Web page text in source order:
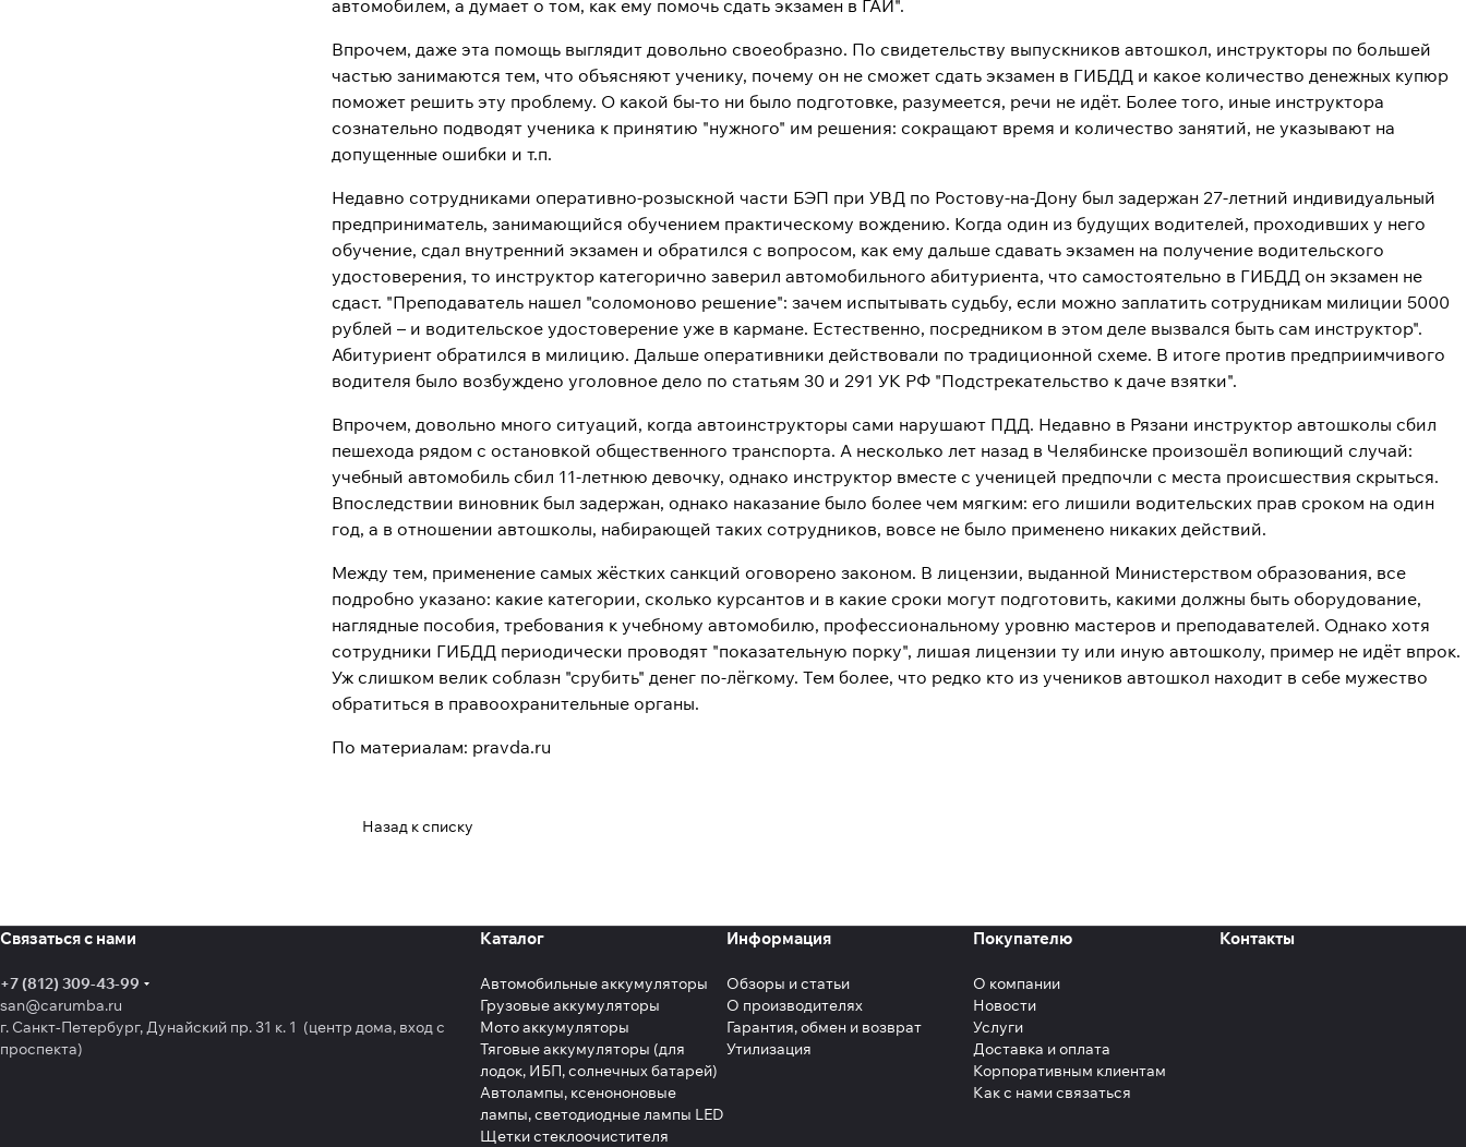
автомобилем, а думает о том, как ему помочь сдать экзамен в ГАИ".
Впрочем, даже эта помощь выглядит довольно своеобразно. По свидетельству выпускников автошкол, инструкторы по большей
частью занимаются тем, что объясняют ученику, почему он не сможет сдать экзамен в ГИБДД и какое количество денежных купюр
поможет решить эту проблему. О какой бы-то ни было подготовке, разумеется, речи не идёт. Более того, иные инструктора
сознательно подводят ученика к принятию "нужного" им решения: сокращают время и количество занятий, не указывают на
допущенные ошибки и т.п.
Недавно сотрудниками оперативно-розыскной части БЭП при УВД по Ростову-на-Дону был задержан 27-летний индивидуальный
предприниматель, занимающийся обучением практическому вождению. Когда один из будущих водителей, проходивших у него
обучение, сдал внутренний экзамен и обратился с вопросом, как ему дальше сдавать экзамен на получение водительского
удостоверения, то инструктор категорично заверил автомобильного абитуриента, что самостоятельно в ГИБДД он экзамен не
сдаст. "Преподаватель нашел "соломоново решение": зачем испытывать судьбу, если можно заплатить сотрудникам милиции 5000
рублей – и водительское удостоверение уже в кармане. Естественно, посредником в этом деле вызвался быть сам инструктор".
Абитуриент обратился в милицию. Дальше оперативники действовали по традиционной схеме. В итоге против предприимчивого
водителя было возбуждено уголовное дело по статьям 30 и 291 УК РФ "Подстрекательство к даче взятки".
Впрочем, довольно много ситуаций, когда автоинструкторы сами нарушают ПДД. Недавно в Рязани инструктор автошколы сбил
пешехода рядом с остановкой общественного транспорта. А несколько лет назад в Челябинске произошёл вопиющий случай:
учебный автомобиль сбил 11-летнюю девочку, однако инструктор вместе с ученицей предпочли с места происшествия скрыться.
Впоследствии виновник был задержан, однако наказание было более чем мягким: его лишили водительских прав сроком на один
год, а в отношении автошколы, набирающей таких сотрудников, вовсе не было применено никаких действий.
Между тем, применение самых жёстких санкций оговорено законом. В лицензии, выданной Министерством образования, все
подробно указано: какие категории, сколько курсантов и в какие сроки могут подготовить, какими должны быть оборудование,
наглядные пособия, требования к учебному автомобилю, профессиональному уровню мастеров и преподавателей. Однако хотя
сотрудники ГИБДД периодически проводят "показательную порку", лишая лицензии ту или иную автошколу, пример не идёт впрок.
Уж слишком велик соблазн "срубить" денег по-лёгкому. Тем более, что редко кто из учеников автошкол находит в себе мужество
обратиться в правоохранительные органы.
По материалам: pravda.ru
Назад к списку
Связаться с нами
+7 (812) 309-43-99
san@carumba.ru
г. Санкт-Петербург, Дунайский пр. 31 к. 1 (центр дома, вход с
проспекта)
Каталог
Автомобильные аккумуляторы
Грузовые аккумуляторы
Мото аккумуляторы
Тяговые аккумуляторы (для
лодок, ИБП, солнечных батарей)
Автолампы, ксенононовые
лампы, светодиодные лампы LED
Щетки стеклоочистителя
Информация
Обзоры и статьи
О производителях
Гарантия, обмен и возврат
Утилизация
Покупателю
О компании
Новости
Услуги
Доставка и оплата
Корпоративным клиентам
Как с нами связаться
Контакты